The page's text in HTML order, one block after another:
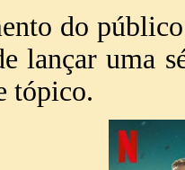
do
lançar uma
tópico.